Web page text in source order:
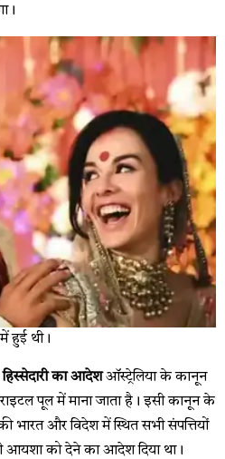
हुई थी।
का आदेशऑस्‍ट्रेलिया के कानून
पूल में माना जाता है। इसी कानून के
भारत और विदेश में स्थित सभी संपत्तियों
आयशा को देने का आदेश दिया था।